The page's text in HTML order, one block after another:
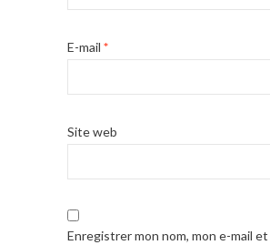
E-mail *
Site web
Enregistrer mon nom, mon e-mail